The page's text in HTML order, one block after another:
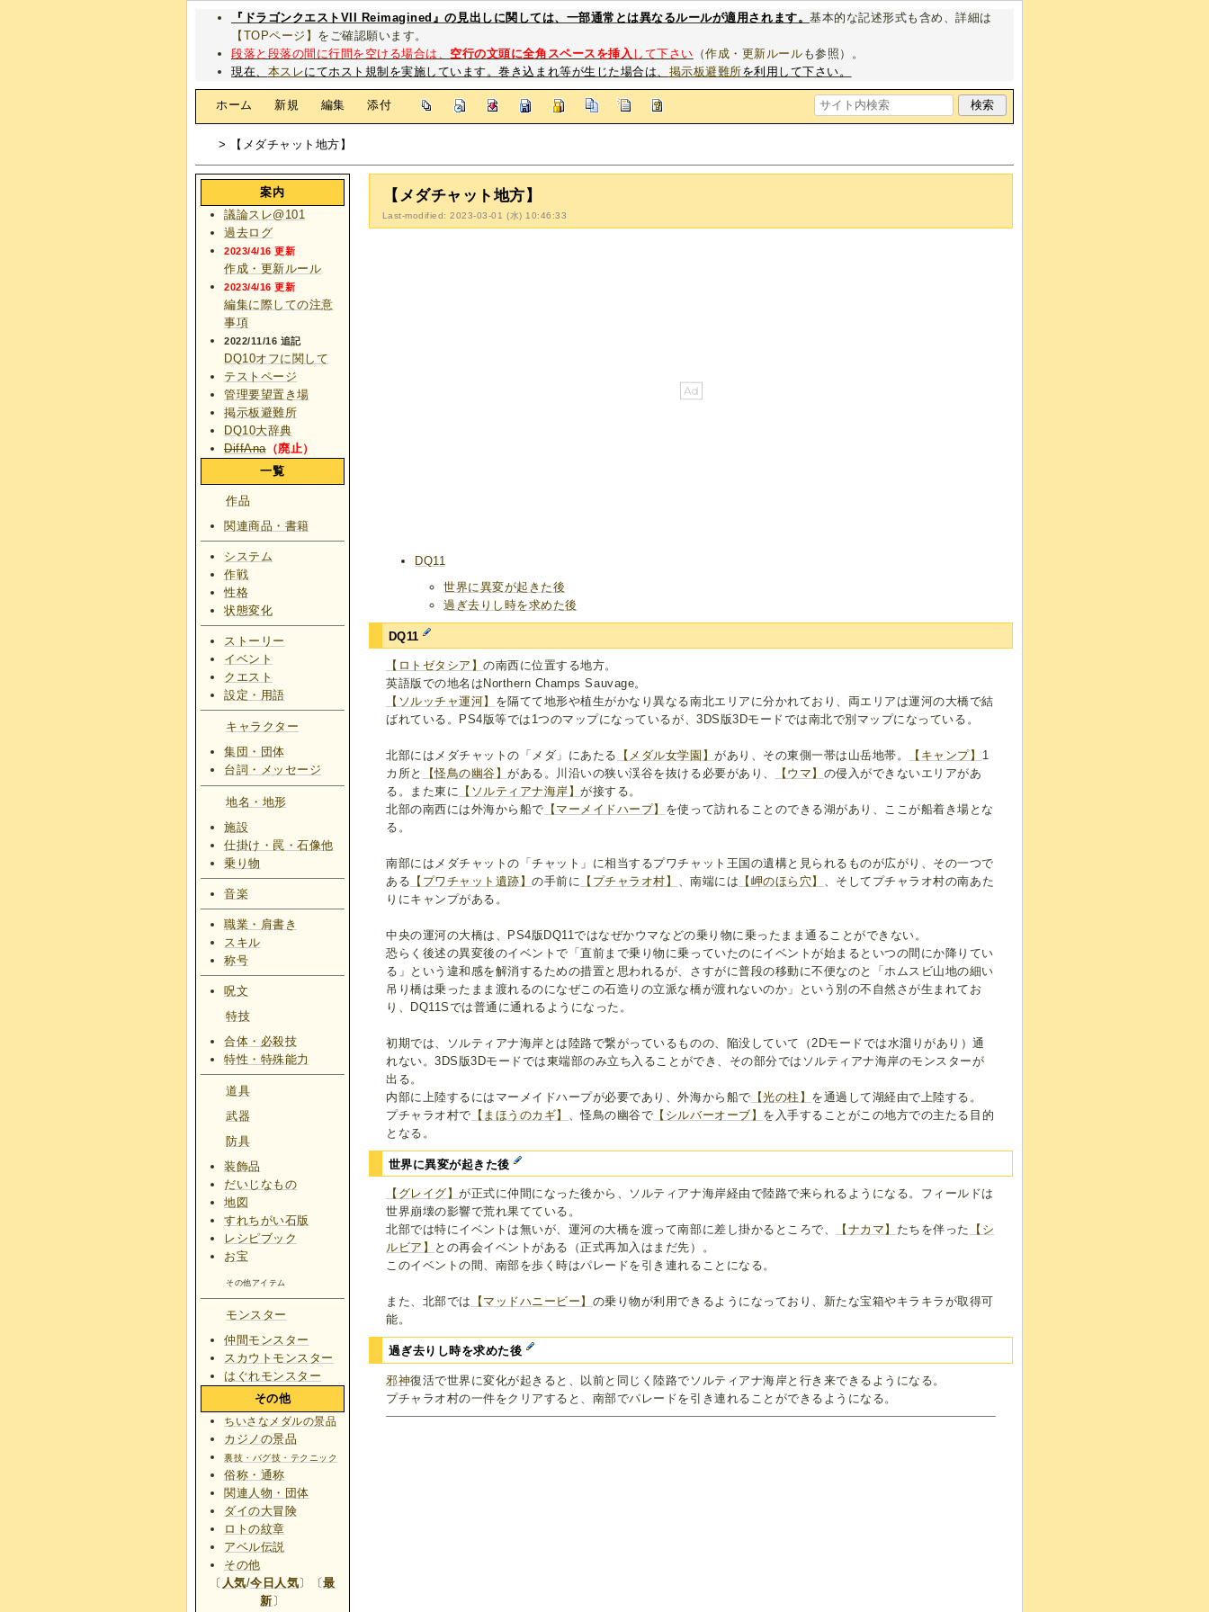
『ドラゴンクエストVII Reimagined』の見出しに関しては、一部通常とは異なるルールが適用されます。基本的な記述形式も含め、詳細は
【TOPページ】 をご確認願います。
段落と段落の間に行間を空ける場合は、 空行の文頭に全角スペースを挿入 して下さい （作成・更新ルール も参照）。
現在、 本スレにてホスト規制を実施しています。巻き込まれ等が生じた場合は、 掲示板避難所を利用して下さい。
ホーム 新規 編集 添付
> 【メダチャット地方】
【メダチャット地方】
Last-modified: 2023-03-01 (水) 10:46:33
DQ11
世界に異変が起きた後
過ぎ去りし時を求めた後
DQ11
【ロトゼタシア】の南西に位置する地方。
英語版での地名はNorthern Champs Sauvage。
【ソルッチャ運河】 を隔てて地形や植生がかなり異なる南北エリアに分かれており、両エリアは運河の大橋で結
ばれている。PS4版等では1つのマップになっているが、3DS版3Dモードでは南北で別マップになっている。
北部にはメダチャットの「メダ」にあたる 【メダル女学園】があり、その東側一帯は山岳地帯。 【キャンプ】 1
カ所と
【怪鳥の幽谷】がある。川沿いの狭い渓谷を抜ける必要があり、 【ウマ】 の侵入ができないエリアがあ
る。また東に 【ソルティアナ海岸】が接する。
北部の南西には外海から船で 【マーメイドハープ】 を使って訪れることのできる湖があり、ここが船着き場とな
る。
南部にはメダチャットの「チャット」に相当するプワチャット王国の遺構と見られるものが広がり、その一つで
ある 【プワチャット遺跡】の手前に 【プチャラオ村】 、南端には 【岬のほら穴】 、そしてプチャラオ村の南あた
りにキャンプがある。
中央の運河の大橋は、PS4版DQ11ではなぜかウマなどの乗り物に乗ったまま通ることができない。
恐らく後述の異変後のイベントで「直前まで乗り物に乗っていたのにイベントが始まるといつの間にか降りてい
る」という違和感を解消するための措置と思われるが、さすがに普段の移動に不便なのと「ホムスビ山地の細い
吊り橋は乗ったまま渡れるのになぜこの石造りの立派な橋が渡れないのか」という別の不自然さが生まれてお
り、DQ11Sでは普通に通れるようになった。
初期では、ソルティアナ海岸とは陸路で繋がっているものの、陥没していて（2Dモードでは水溜りがあり）通
れない。3DS版3Dモードでは東端部のみ立ち入ることができ、その部分ではソルティアナ海岸のモンスターが
出る。
内部に上陸するにはマーメイドハープが必要であり、外海から船で 【光の柱】 を通過して湖経由で上陸する。
プチャラオ村で 【まほうのカギ】 、怪鳥の幽谷で 【シルバーオーブ】 を入手することがこの地方での主たる目的
となる。
世界に異変が起きた後
【グレイグ】が正式に仲間になった後から、ソルティアナ海岸経由で陸路で来られるようになる。フィールドは
世界崩壊の影響で荒れ果てている。
北部では特にイベントは無いが、運河の大橋を渡って南部に差し掛かるところで、
【ナカマ】 たちを伴った
【シ
ルビア】
との再会イベントがある（正式再加入はまだ先）。
このイベントの間、南部を歩く時はパレードを引き連れることになる。
また、北部では 【マッドハニービー】 の乗り物が利用できるようになっており、新たな宝箱やキラキラが取得可
能。
過ぎ去りし時を求めた後
邪神復活で世界に変化が起きると、以前と同じく陸路でソルティアナ海岸と行き来できるようになる。
プチャラオ村の一件をクリアすると、南部でパレードを引き連れることができるようになる。
案内
議論スレ@101
過去ログ
2023/4/16 更新
作成・更新ルール
2023/4/16 更新
編集に際しての注意
事項
2022/11/16 追記
DQ10オフに関して
テストページ
管理要望置き場
掲示板避難所
DQ10大辞典
DiffAna（廃止）
一覧
作品
関連商品・書籍
システム
作戦
性格
状態変化
ストーリー
イベント
クエスト
設定・用語
キャラクター
集団・団体
台詞・メッセージ
地名・地形
施設
仕掛け・罠・石像他
乗り物
音楽
職業・肩書き
スキル
称号
呪文
特技
合体・必殺技
特性・特殊能力
道具
武器
防具
装飾品
だいじなもの
地図
すれちがい石版
レシピブック
お宝
その他アイテム
モンスター
仲間モンスター
スカウトモンスター
はぐれモンスター
その他
ちいさなメダルの景品
カジノの景品
裏技・バグ技・テクニック
俗称・通称
関連人物・団体
ダイの大冒険
ロトの紋章
アベル伝説
その他
〔 人気/今日人気〕〔最
新 〕